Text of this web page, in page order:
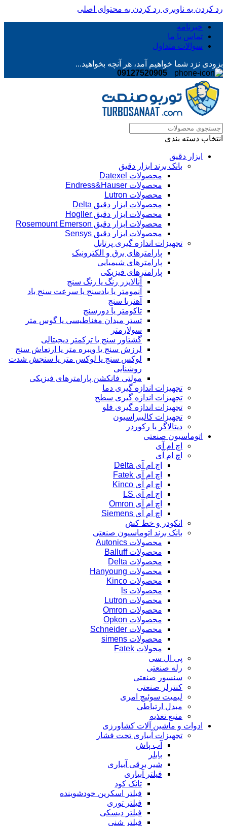
رد کردن به ناوبری رد کردن به محتوای اصلی
خبرنامه
تماس با ما
سوالات متداول
بزودی نزد شما خواهیم آمد، هر آنچه بخواهید...
09127520905
انتخاب دسته بندی
ابزار دقیق
بانک برند ابزار دقیق
محصولات Datexel
محصولات Endress&Hauser
محصولات Lutron
محصولات ابزار دقیق Delta
محصولات ابزار دقیق Hogller
محصولات ابزار دقیق Rosemount Emerson
محصولات ابزار دقیق Sensys
تجهیزات اندازه گیری پرتابل
پارامترهای برق و الکترونیک
پارامترهای شیمیایی
پارامترهای فیزیکی
آنالایزر رنگ یا رنگ سنج
آنمومتر یا بادسنج یا سرعت سنج باد
آهنربا سنج
تاکومتر یا دورسنج
تستر میدان مغناطیسی یا گوس متر
سولارمتر
گشتاور سنج یا ترکمتر دیجیتالی
لرزش سنج یا ویبره متر یا ارتعاش سنج
لوکس سنج یا لوکس متر یا سنجش شدت
روشنایی
مولتی فانکشن پارامترهای فیزیکی
تجهیزات اندازه گیری دما
تجهیزات اندازه گیری سطح
تجهیزات اندازه گیری فلو
تجهیزات کالیبراسیون
دیتالاگر یا رکوردر
اتوماسیون صنعتی
اچ ام آی
اچ ام آی
اچ ام آی Delta
اچ ام آی Fatek
اچ ام آی Kinco
اچ ام آی LS
اچ ام آی Omron
اچ ام آی Siemens
انکودر و خط کش
بانک برند اتوماسیون صنعتی
محصولات Autonics
محصولات Balluff
محصولات Delta
محصولات Hanyoung
محصولات Kinco
محصولات ls
محصولات Lutron
محصولات Omron
محصولات Opkon
محصولات Schneider
محصولات simens
محولات Fatek
پی ال سی
رله صنعتی
سنسور صنعتی
کنترلر صنعتی
لیمیت سوئیچ امری
مبدل ارتباطی
منبع تغذیه
ادوات و ماشین آلات کشاورزی
تجهیزات آبیاری تحت فشار
آب پاش
بابلر
شیر برقی آبیاری
فیلتر آبیاری
تانک کود
فیلتر اسکرین خودشوینده
فیلتر توری
فیلتر دیسکی
فیلتر شنی